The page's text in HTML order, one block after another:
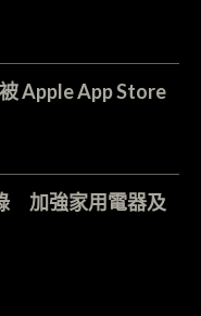
Apple App Store
加強家用電器及